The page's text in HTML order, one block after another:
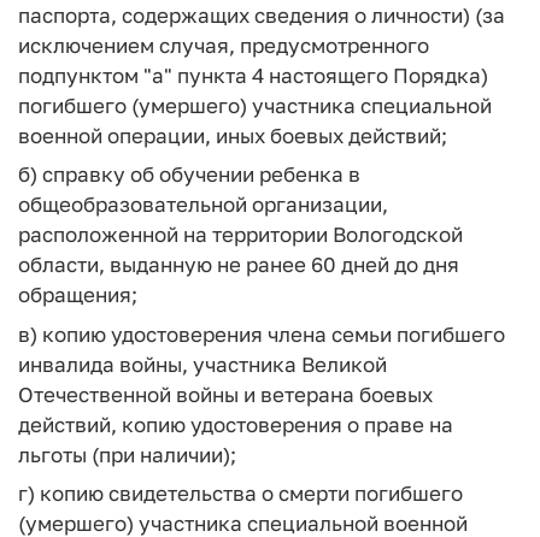
паспорта, содержащих сведения о личности) (за
исключением случая, предусмотренного
подпунктом "а" пункта 4 настоящего Порядка)
погибшего (умершего) участника специальной
военной операции, иных боевых действий;
б) справку об обучении ребенка в
общеобразовательной организации,
расположенной на территории Вологодской
области, выданную не ранее 60 дней до дня
обращения;
в) копию удостоверения члена семьи погибшего
инвалида войны, участника Великой
Отечественной войны и ветерана боевых
действий, копию удостоверения о праве на
льготы (при наличии);
г) копию свидетельства о смерти погибшего
(умершего) участника специальной военной